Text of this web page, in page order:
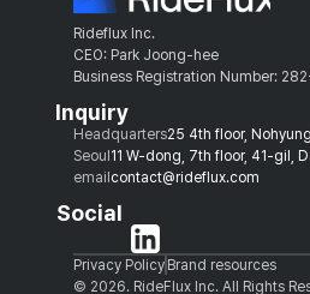
Rideflux Inc.
CEO: Park Joong-hee
Business Registration Number:
Inquiry
Headquarters25 4th floor,
Seoul11 W-dong, 7th floor, 41-gil,
emailcontact@rideflux.com
Social
Privacy Policy Brand resources
© 2026. RideFlux Inc. All Rights